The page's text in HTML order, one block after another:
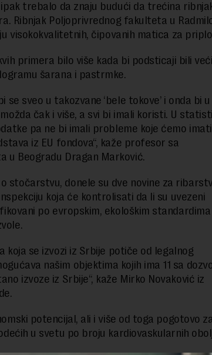
trebalo da znaju budući da trećina
Ribnjak Poljoprivrednog fakulteta u
visokokvalitetnih, čipovanih matica za
primera bilo više kada bi podsticaji bili
šarana i pastrmke.
se sveo u takozvane ‘bele tokove’ i onda bi u
čak i više, a svi bi imali koristi. U
pa ne bi imali probleme koje ćemo
iz EU fondova“, kaže profesor sa
u Beogradu Dragan Marković.
o stočarstvu, donele su dve novine za
koja će kontrolisati da li su uvezeni
po evropskim, ekološkim standardima
koja se izvozi iz Srbije potiče od legalnog
našim objektima kojih ima 11 sa
izvoze iz Srbije“, kaže Mirko Novaković iz
potencijal, ali i više od toga pogotovo
u svetu po broju kardiovaskularnih